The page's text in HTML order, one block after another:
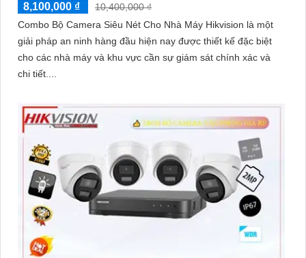
8,100,000 ₫
10,400,000 ₫
Combo Bộ Camera Siêu Nét Cho Nhà Máy Hikvision là một
giải pháp an ninh hàng đầu hiện nay được thiết kế đặc biệt
cho các nhà máy và khu vực cần sự giám sát chính xác và
chi tiết....